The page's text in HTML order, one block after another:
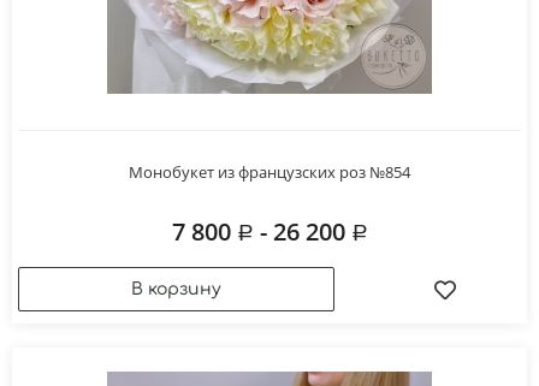
Монобукет из французских роз №854
7 800 - 26 200